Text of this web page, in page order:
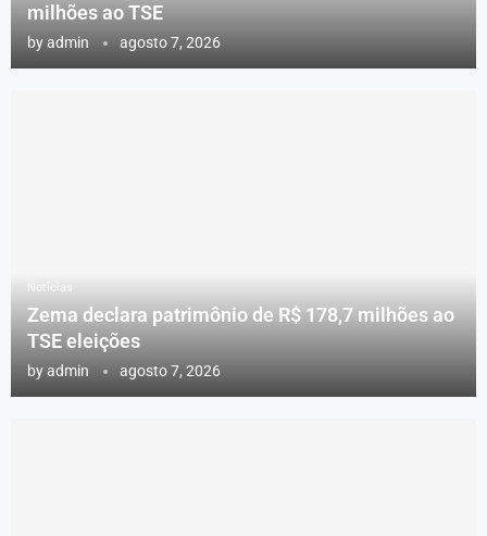
milhões ao TSE
byadmin agosto 7, 2026
Notícias
Zema declara patrimônio de R$ 178,7 milhões ao
TSE eleições
byadmin agosto 7, 2026